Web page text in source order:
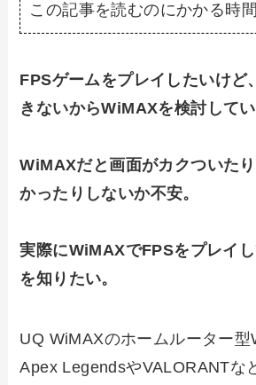
この記事を読むのにかかる時
FPSゲームをプレイしたいけど
きないからWiMAXを検討してい
WiMAXだと画面がカクついた
かったりしないか不安。
実際にWiMAXでFPSをプレイ
を知りたい。
UQ WiMAXのホームルーター型
Apex LegendsやVALORANTな